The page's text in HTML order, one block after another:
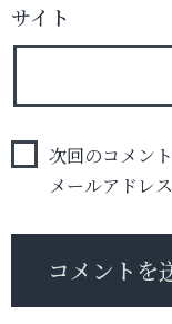
サイト
次回のコメン
メールアドレ